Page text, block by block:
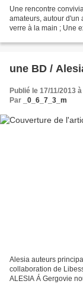
Une rencontre
amateurs, autour d'un
verre à la main ; Une
une BD /
Publié le 17/11/2013
Par
_0_6_7_3_m
Alesia auteurs
collaboration de
ALESIA Á Gergovie